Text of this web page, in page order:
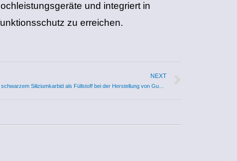
und integriert in
zu erreichen.
NEXT
Die Rolle von schwarzem Siliziumkarbid als Füllstoff bei der Herstellung von Gummiwalzen